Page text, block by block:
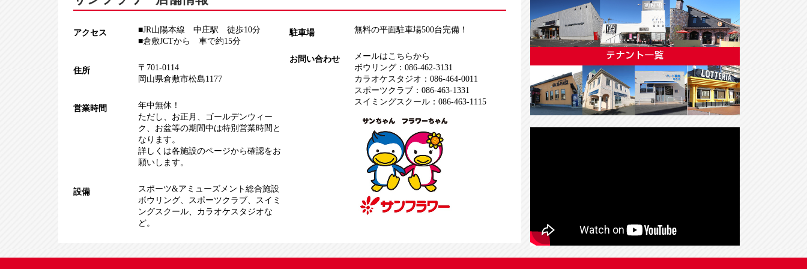
アクセス
■JR山陽本線 中庄駅 徒歩10分
■倉敷JCTから 車で約15分
住所
〒701-0114
岡山県倉敷市松島1177
営業時間
年中無休！
ただし、お正月、ゴールデンウィー
ク、お盆等の期間中は特別営業時間と
なります。
詳しくは各施設のページから確認をお
願いします。
設備
スポーツ&アミューズメント総合施設
ボウリング
スポーツクラブ
スイミ
ングスクール
カラオケスタジオな
ど。
駐車場 無料の平面駐車場500台完備！
お問い合わせ
メールはこちらから
ボウリング：086-462-3131
カラオケスタジオ：086-464-0011
スポーツクラブ：086-463-1331
スイミングスクール：086-463-1115